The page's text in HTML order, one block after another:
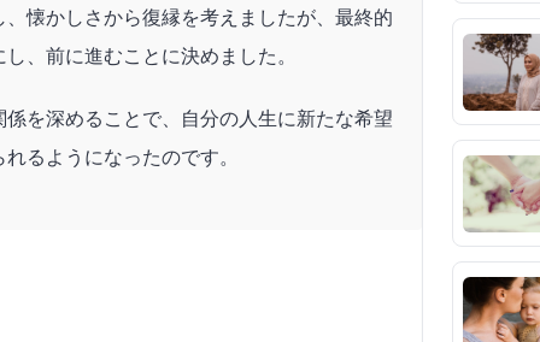
懐かしさから復縁を考えましたが、最終的
、前に進むことに決めました。
を深めることで、自分の人生に新たな希望
るようになったのです。